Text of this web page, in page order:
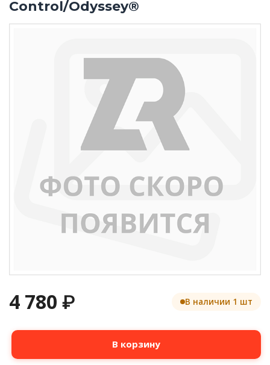
Control/Odyssey®
4 780 ₽ В наличии 1 шт
Количество
Тонер
В корзину